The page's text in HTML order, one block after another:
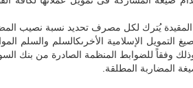
المقيدة يُترك لكل مصرف تحديد نسبة نصيب
التمويل الإسلامية الأخرىكالسلم والسلم
وفقاً للضوابط المنظمة الصادرة من بنك
المضاربة المطلقة.